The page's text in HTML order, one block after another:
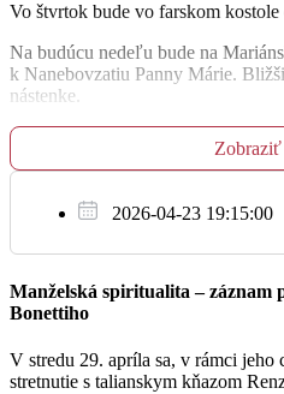
Bojnice
Št
17:30
11.8.
Vo štvrtok bude vo farskom kostole
Na budúcu nedeľu bude na
k Nanebovzatiu Panny Márie.
nástenke.
Anton Eliaš, farár
Tel.: 046/543 96 41, e-mail:
http://www.fara.sk/bojnice
Zobraziť
2026-04-23 19:15:00
Manželská spiritualita – záznam
Bonettiho
V stredu 29. apríla sa, v rámci jeho
stretnutie s talianskym kňazom